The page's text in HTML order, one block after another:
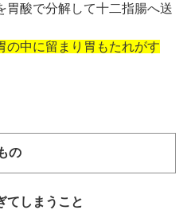
胃酸で分解して十二指腸へ送
の中に留まり胃もたれがす
の
てしまうこと